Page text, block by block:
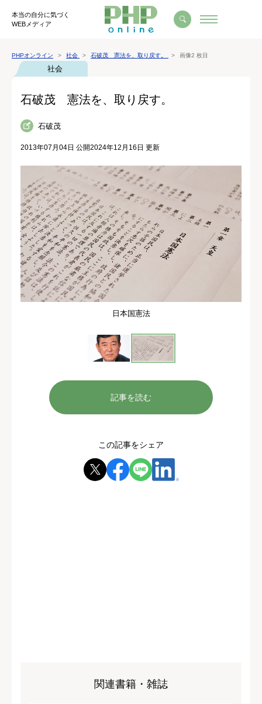
本当の自分に気づく
WEBメディア
PHPオンライン 社会 石破茂 憲法を、取り戻す。 画像2 枚目
社会
石破茂 憲法を、取り戻す。
石破茂
2013年07月04日 公開2024年12月16日 更新
日本国憲法
記事を読む
この記事をシェア
関連書籍・雑誌